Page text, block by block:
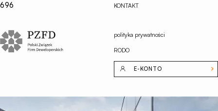
696
KONTAKT
polityka prywatności
RODO
E-KONTO